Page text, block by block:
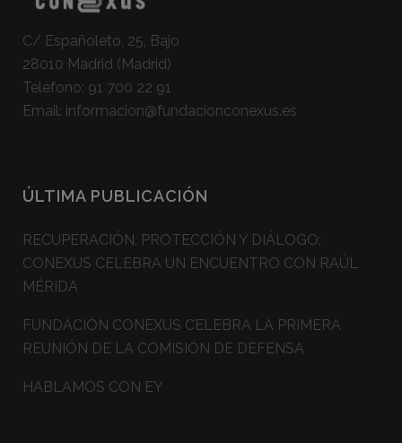
C/ Españoleto, 25, Bajo
28010 Madrid (Madrid)
Teléfono: 91 700 22 91
Email: informacion@fundacionconexus.es
ÚLTIMA PUBLICACIÓN
RECUPERACIÓN, PROTECCIÓN Y DIÁLOGO:
CONEXUS CELEBRA UN ENCUENTRO CON RAÚL
MÉRIDA
FUNDACIÓN CONEXUS CELEBRA LA PRIMERA
REUNIÓN DE LA COMISIÓN DE DEFENSA
HABLAMOS CON EY